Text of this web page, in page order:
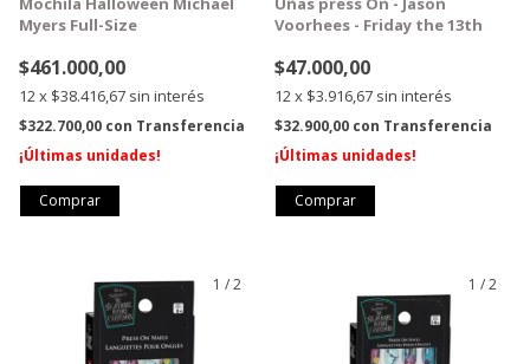
Myers Full-Size
$461.000,00
12x $38.416,67 sin interés
$322.700,00 con Transferencia
¡Últimas unidades!
Voorhees - Friday the 13th
$47.000,00
12x $3.916,67 sin interés
$32.900,00 con Transferencia
¡Últimas unidades!
1 /2 1 /2